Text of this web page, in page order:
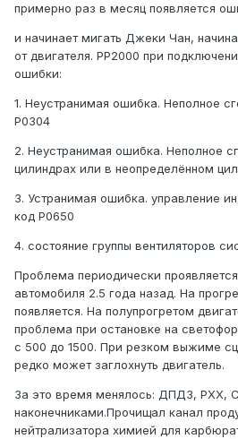
примерно раз в месяц появляется
и начинает мигать Джеки Чан,
от двигателя. PP2000 при
ошибки:
1. Неустранимая ошибка. Неполное
P0304
2. Неустранимая ошибка. Неполное
цилиндрах или в неопределённом
3. Устранимая ошибка. управление
код P0650
4. состояние группы вентиляторов
Проблема периодически
автомобиля 2.5 года назад. На
появляется. На полупрогретом
проблема при остановке на
с 500 до 1500. При резком выжиме
редко может заглохнуть двигатель.
За это время менялось: ДПДЗ, РХХ,
наконечниками.Прочищал канал
нейтрализатора химией для